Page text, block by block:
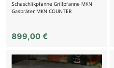
Schaschlikpfanne Grillpfanne MKN
Gasbräter MKN COUNTER
899,00 €